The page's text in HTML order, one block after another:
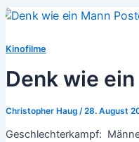
Kinofilme
Denk wie
Christopher Haug /28. August
Geschlechterkampf: